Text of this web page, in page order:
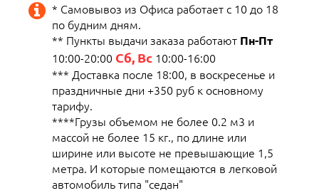
* Самовывоз из Офиса работает с 10 до 18
по будним дням.
** Пункты выдачи заказа работают Пн-Пт
10:00-20:00 Сб, Вс 10:00-16:00
*** Доставка после 18:00, в воскресенье и
праздничные дни +350 руб к основному
тарифу.
****Грузы объемом не более 0.2 м3 и
массой не более 15 кг., по длине или
ширине или высоте не превышающие 1,5
метра. И которые помещаются в легковой
автомобиль типа "седан"